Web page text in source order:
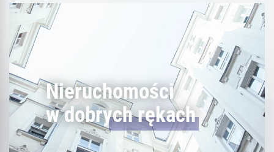
Nieruchomości
w dobrych rękach